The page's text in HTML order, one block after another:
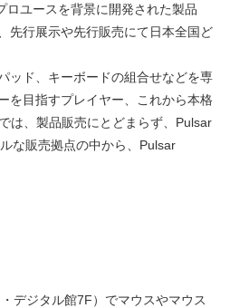
ユースを背景に開発された製品
先行展示や先行販売にて日本全国ど
ッド、キーボードの組合せなどを専
を目指すプレイヤー、これから本格
は、製品販売にとどまらず、Pulsar
な販売拠点の中から、Pulsar
デジタル館7F）でマウスやマウス